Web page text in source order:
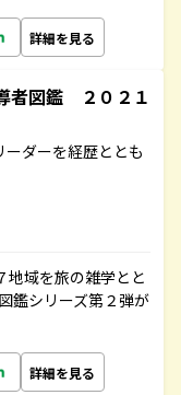
詳細を見る
者図鑑 ２０２１
ーダーを経歴ととも
域を旅の雑学とと
鑑シリーズ第２弾が
詳細を見る